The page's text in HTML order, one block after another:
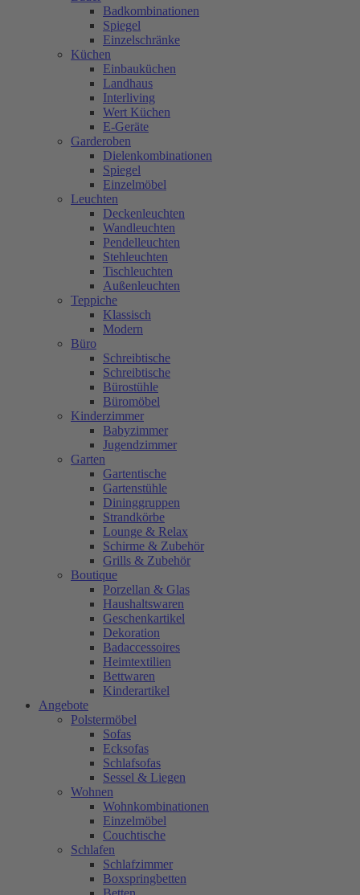
Badkombinationen
Spiegel
Einzelschränke
Küchen
Einbauküchen
Landhaus
Interliving
Wert Küchen
E-Geräte
Garderoben
Dielenkombinationen
Spiegel
Einzelmöbel
Leuchten
Deckenleuchten
Wandleuchten
Pendelleuchten
Stehleuchten
Tischleuchten
Außenleuchten
Teppiche
Klassisch
Modern
Büro
Schreibtische
Schreibtische
Bürostühle
Büromöbel
Kinderzimmer
Babyzimmer
Jugendzimmer
Garten
Gartentische
Gartenstühle
Dininggruppen
Strandkörbe
Lounge & Relax
Schirme & Zubehör
Grills & Zubehör
Boutique
Porzellan & Glas
Haushaltswaren
Geschenkartikel
Dekoration
Badaccessoires
Heimtextilien
Bettwaren
Kinderartikel
Angebote
Polstermöbel
Sofas
Ecksofas
Schlafsofas
Sessel & Liegen
Wohnen
Wohnkombinationen
Einzelmöbel
Couchtische
Schlafen
Schlafzimmer
Boxspringbetten